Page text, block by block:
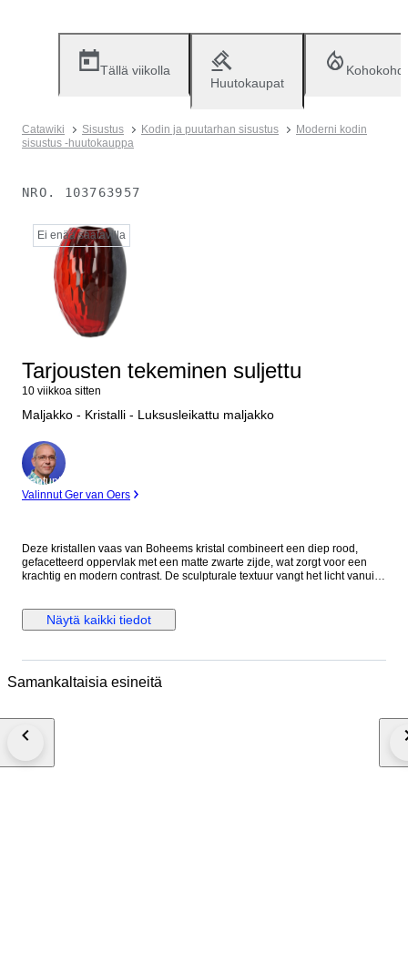
Tällä viikolla
Huutokaupat
Catawiki Sisustus Kodin ja puutarhan sisustus
Moderni kodin
sisustus -huutokauppa
NRO. 103763957
Ei enää saatavilla
Tarjousten tekeminen suljettu
10 viikkoa sitten
Maljakko - Kristalli - Luksusleikattu maljakko
asiantuntija
Valinnut Ger van Oers
Deze kristallen vaas van Boheems kristal combineert een diep rood,
gefacetteerd oppervlak met een matte zwarte zijde, wat zorgt voor een
krachtig en modern contrast. De sculpturale textuur vangt het licht vanuit
hoogwaardig Boheems kristal. Hoogte 26,5 cm. Gestempeld op de
bodem met Kristallin Bohême. Een expressief designobject met een
verzekerd verzonden.
Näytä kaikki tiedot
Samankaltaisia esineitä